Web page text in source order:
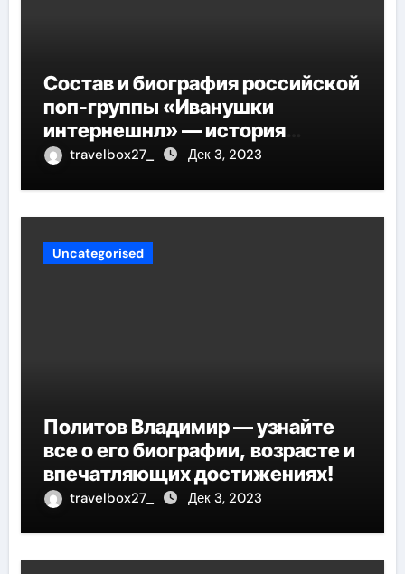
Состав и биография российской
поп-группы «Иванушки
интернешнл» — история
успеха, музыка и судьбы
travelbox27_ Дек 3, 2023
Uncategorised
Политов Владимир — узнайте
все о его биографии, возрасте и
впечатляющих достижениях!
travelbox27_ Дек 3, 2023